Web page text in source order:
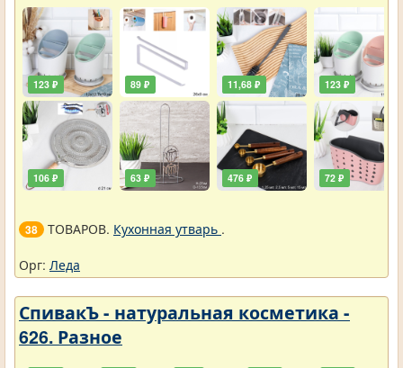
123 ₽
106 ₽
89 ₽
63 ₽
11,68 ₽
476 ₽
123 ₽
72 ₽
38 ТОВАРОВ. Кухонная утварь .
Орг: Леда
СпивакЪ - натуральная косметика -
626. Разное